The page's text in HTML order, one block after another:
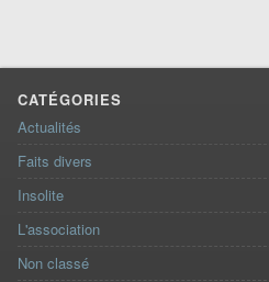
CATÉGORIES
Actualités
Faits divers
Insolite
L'association
Non classé